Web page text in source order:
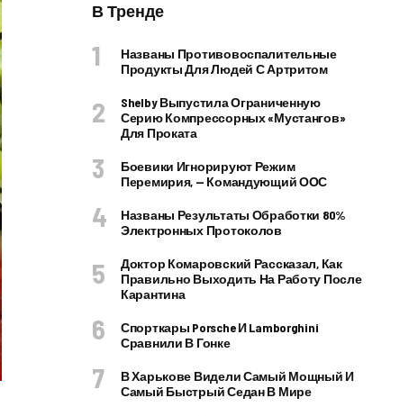
В Тренде
Названы Противовоспалительные
Продукты Для Людей С Артритом
Shelby Выпустила Ограниченную
Серию Компрессорных «Мустангов»
Для Проката
Боевики Игнорируют Режим
Перемирия, — Командующий ООС
Названы Результаты Обработки 80%
Электронных Протоколов
Доктор Комаровский Рассказал, Как
Правильно Выходить На Работу После
Карантина
Спорткары Porsche И Lamborghini
Сравнили В Гонке
В Харькове Видели Самый Мощный И
Самый Быстрый Седан В Мире